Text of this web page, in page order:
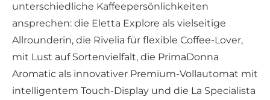
unterschiedliche Kaffeepersönlichkeiten
ansprechen: die Eletta Explore als vielseitige
Allrounderin, die Rivelia für flexible Coffee-Lover,
mit Lust auf Sortenvielfalt, die PrimaDonna
Aromatic als innovativer Premium-Vollautomat mit
intelligentem Touch-Display und die La Specialista